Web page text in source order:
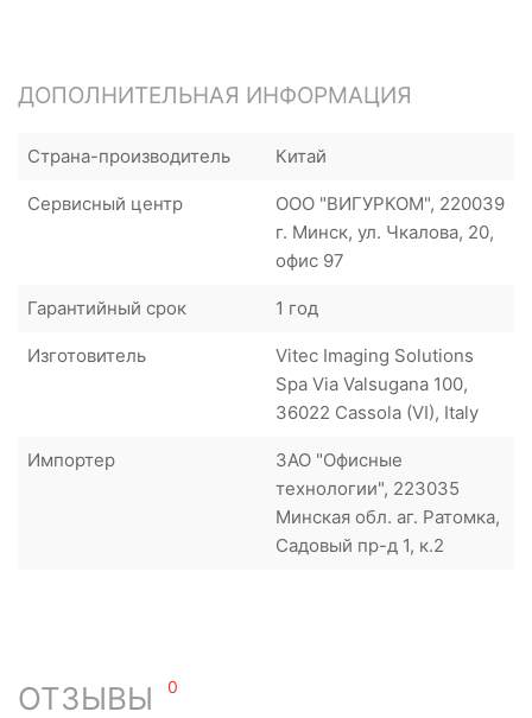
ДОПОЛНИТЕЛЬНАЯ ИНФОРМАЦИЯ
Страна-производитель Китай
Сервисный центр
ООО "ВИГУРКОМ", 220039
г. Минск, ул. Чкалова, 20,
офис 97
Гарантийный срок 1 год
Изготовитель
Vitec Imaging Solutions
Spa Via Valsugana 100,
36022 Cassola (VI), Italy
Импортер
ЗАО "Офисные
технологии", 223035
Минская обл. аг. Ратомка,
Садовый пр-д 1, к.2
ОТЗЫВЫ 0